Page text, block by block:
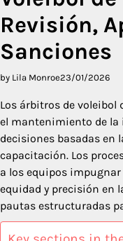
Revisión,
Sanciones
by Lila Monroe23/01/2026
Los árbitros de voleibol
el mantenimiento de
decisiones basadas en
capacitación. Los
a los equipos
equidad y precisión en
pautas estructuradas